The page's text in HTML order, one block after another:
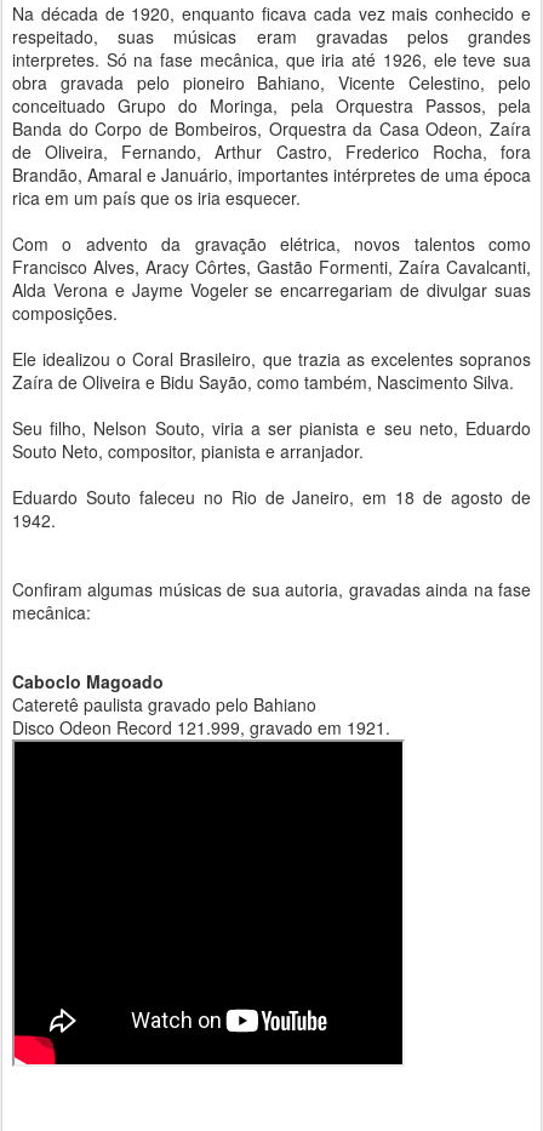
Na década de 1920, enquanto ficava cada vez mais conhecido e
respeitado, suas músicas eram gravadas pelos grandes
interpretes. Só na fase mecânica, que iria até 1926, ele teve sua
obra gravada pelo pioneiro Bahiano, Vicente Celestino, pelo
conceituado Grupo do Moringa, pela Orquestra Passos, pela
Banda do Corpo de Bombeiros, Orquestra da Casa Odeon, Zaíra
de Oliveira, Fernando, Arthur Castro, Frederico Rocha, fora
Brandão, Amaral e Januário, importantes intérpretes de uma época
rica em um país que os iria esquecer.
Com o advento da gravação elétrica, novos talentos como
Francisco Alves, Aracy Côrtes, Gastão Formenti, Zaíra Cavalcanti,
Alda Verona e Jayme Vogeler se encarregariam de divulgar suas
composições.
Ele idealizou o Coral Brasileiro, que trazia as excelentes sopranos
Zaíra de Oliveira e Bidu Sayão, como também, Nascimento Silva.
Seu filho, Nelson Souto, viria a ser pianista e seu neto, Eduardo
Souto Neto, compositor, pianista e arranjador.
Eduardo Souto faleceu no Rio de Janeiro, em 18 de agosto de
1942.
Confiram algumas músicas de sua autoria, gravadas ainda na fase
mecânica:
Caboclo Magoado
Cateretê paulista gravado pelo Bahiano
Disco Odeon Record 121.999, gravado em 1921.